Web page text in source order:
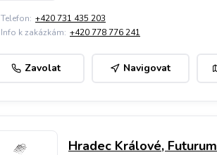
Telefon: +420 731 435 203
Info k zakázkám: +420 778 776 241
Zavolat Navigovat
Hradec Králové, Futurum